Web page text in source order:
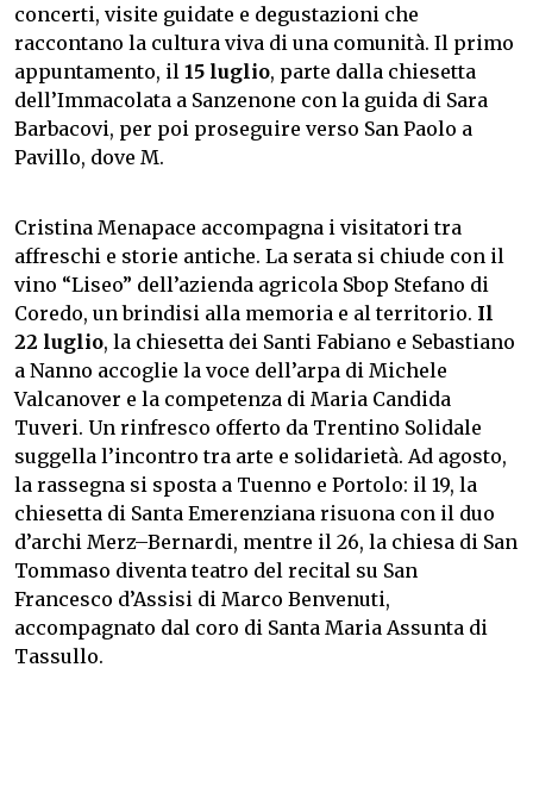
concerti, visite guidate e degustazioni che
raccontano la cultura viva di una comunità. Il primo
appuntamento, il 15 luglio, parte dalla chiesetta
dell’Immacolata a Sanzenone con la guida di Sara
Barbacovi, per poi proseguire verso San Paolo a
Pavillo, dove M.
Cristina Menapace accompagna i visitatori tra
affreschi e storie antiche. La serata si chiude con il
vino “Liseo” dell’azienda agricola Sbop Stefano di
Coredo, un brindisi alla memoria e al territorio. Il
22 luglio, la chiesetta dei Santi Fabiano e Sebastiano
a Nanno accoglie la voce dell’arpa di Michele
Valcanover e la competenza di Maria Candida
Tuveri. Un rinfresco offerto da Trentino Solidale
suggella l’incontro tra arte e solidarietà. Ad agosto,
la rassegna si sposta a Tuenno e Portolo: il 19, la
chiesetta di Santa Emerenziana risuona con il duo
d’archi Merz–Bernardi, mentre il 26, la chiesa di San
Tommaso diventa teatro del recital su San
Francesco d’Assisi di Marco Benvenuti,
accompagnato dal coro di Santa Maria Assunta di
Tassullo.